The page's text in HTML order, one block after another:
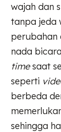
wajah dan
tanpa jeda
perubahan
nada
timesaat
seperti
berbeda
sehingga